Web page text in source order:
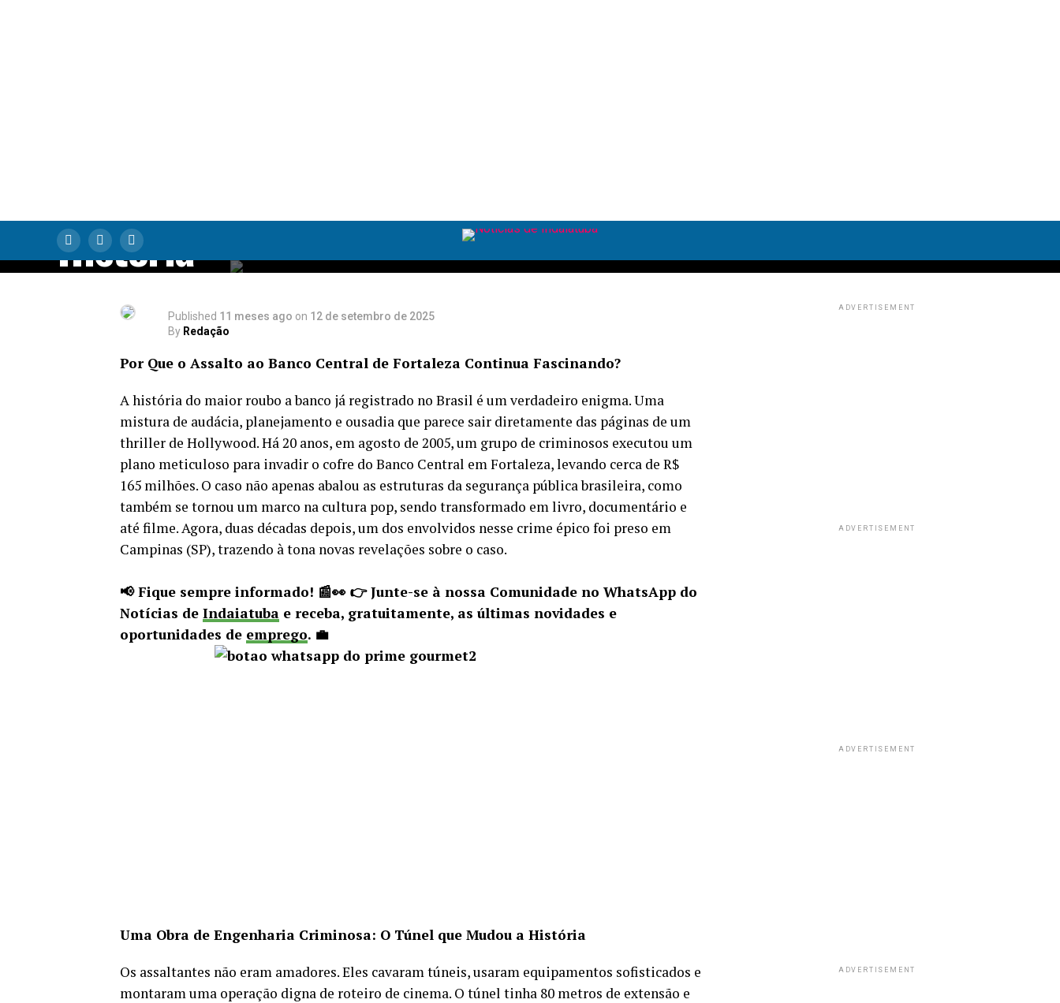
Banco Central da
História
Published 11 meses ago on 12 de setembro de 2025
By Redação
Por Que o Assalto ao Banco Central de Fortaleza Continua Fascinando?
A história do maior roubo a banco já registrado no Brasil é um verdadeiro enigma. Uma
mistura de audácia, planejamento e ousadia que parece sair diretamente das páginas de um
thriller de Hollywood. Há 20 anos, em agosto de 2005, um grupo de criminosos executou um
plano meticuloso para invadir o cofre do Banco Central em Fortaleza, levando cerca de R$
165 milhões. O caso não apenas abalou as estruturas da segurança pública brasileira, como
também se tornou um marco na cultura pop, sendo transformado em livro, documentário e
até filme. Agora, duas décadas depois, um dos envolvidos nesse crime épico foi preso em
Campinas (SP), trazendo à tona novas revelações sobre o caso.
📢 Fique sempre informado! 📰👀 👉 Junte-se à nossa Comunidade no WhatsApp do
Notícias de Indaiatuba e receba, gratuitamente, as últimas novidades e
oportunidades de emprego. 💼
Uma Obra de Engenharia Criminosa: O Túnel que Mudou a História
Os assaltantes não eram amadores. Eles cavaram túneis, usaram equipamentos sofisticados e
montaram uma operação digna de roteiro de cinema. O túnel tinha 80 metros de extensão e
ADVERTISEMENT
ADVERTISEMENT
ADVERTISEMENT
ADVERTISEMENT